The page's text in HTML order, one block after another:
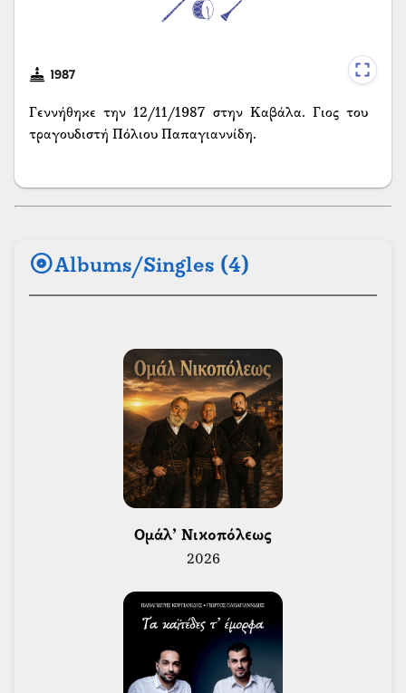
1987
Γεννήθηκε την 12/11/1987 στην Καβάλα. Γιος του
τραγουδιστή Πόλιου Παπαγιαννίδη.
albumAlbums/Singles (4)
Ομάλ’ Νικοπόλεως
2026